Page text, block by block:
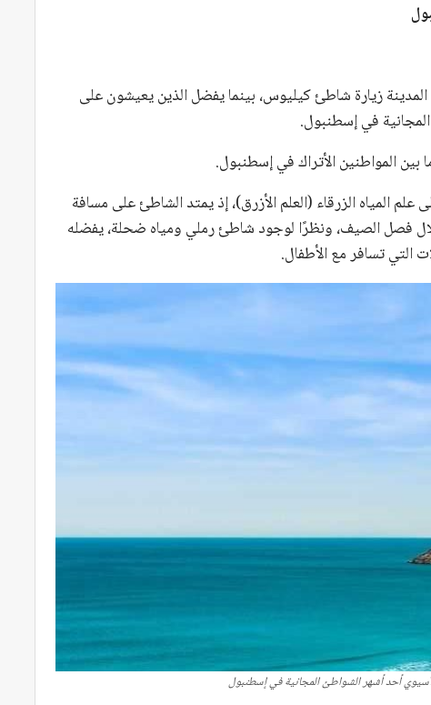
زيارة شاطئ كيليوس، بينما يفضل الذين يعيشون على
في إسطنبول.
المواطنين الأتراك في إسطنبول.
المياه الزرقاء (العلم الأزرق)، إذ يمتد الشاطئ على مسافة
فصل الصيف، ونظرًا لوجود شاطئ رملي ومياه ضحلة، يفضله
التي تسافر مع الأطفال.
أحد أشهر الشواطئ المجانية في إسطنبول